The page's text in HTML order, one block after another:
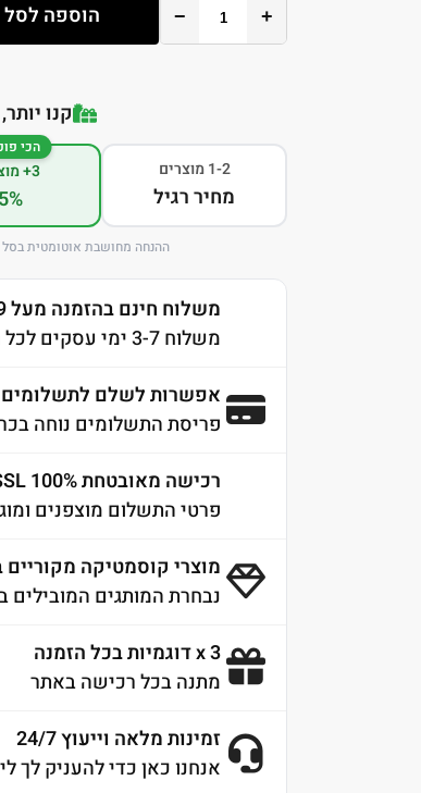
+
− הוספה לסל
קנו
1-2 מוצרים
מחיר רגיל
הכי
3+ מוצרים
ההנחה מחושבת אוטומטית
משלוח חינם בהזמנה מעל 349 ₪
משלוח 3-7 ימי עסקים לכל הארץ
אפשרות לשלם לתשלומים
פריסת התשלומים נוחה
רכישה מאובטחת 100% SSL
פרטי התשלום מוצפנים
מוצרי קוסמטיקה מקוריים
נבחרת המותגים המובילים
3 x דוגמיות בכל הזמנה
מתנה בכל רכישה באתר
זמינות מלאה וייעוץ 24/7
אנחנו כאן כדי להעניק לך